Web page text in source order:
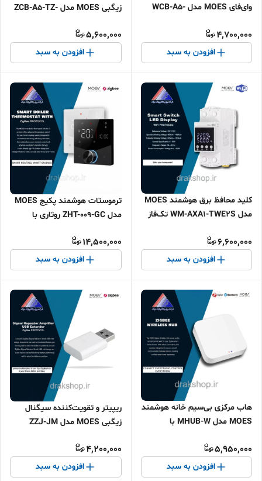
وای‌فای MOES مدل WCB-A5-
4,700,000
افزودن به سبد
زیگبی MOES مدل ZCB-A5-TZ-
5,600,000
افزودن به سبد
کلید محافظ برق هوشمند MOES
مدل WM-AXA1-TWE2S تک‌فاز
6,600,000
افزودن به سبد
ترموستات هوشمند پکیج MOES
مدل ZHT-009-GC روتاری با
14,500,000
افزودن به سبد
هاب مرکزی بی‌سیم خانه هوشمند
MOES مدل MHUB-W با
5,950,000
افزودن به سبد
ریپیتر و تقویت‌کننده سیگنال
زیگبی MOES مدل ZZJ-JM
4,200,000
افزودن به سبد